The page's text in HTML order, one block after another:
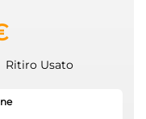
Ritiro Usato